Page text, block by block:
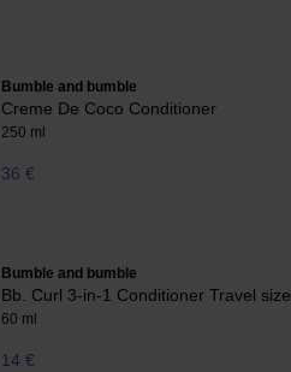
Bumble and bumble
Creme De Coco Conditioner
250 ml
36 €
Bumble and bumble
Bb. Curl 3-in-1 Conditioner Travel size
60 ml
14 €